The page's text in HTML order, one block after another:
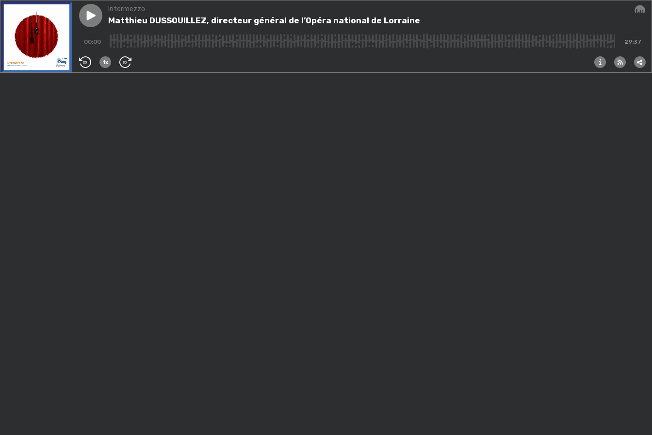
Play episodeMatthieu DUSSOUILLEZ, directeur général de l’Opéra national de Lorraine
Intermezzo
Matthieu DUSSOUILLEZ, directeur général de l’Opéra national de Lorraine
00:00 29:37
30 1x 30